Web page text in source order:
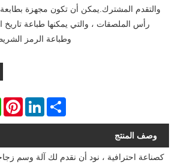
والتقدم المشترك.يمكن أن تكون مجهزة
رأس الملصقات ، والتي يمكنها طباعة تاريخ
وطباعة الرمز
LinkedInShare
وصف المنتج
كصناعة احترافية ، نود أن نقدم لك آلة وسم